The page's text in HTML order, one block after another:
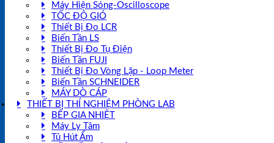
Máy Hiện Sóng-Oscilloscope
TỐC ĐỘ GIÓ
Thiết Bị Đo LCR
Biến Tần LS
Thiết Bị Đo Tụ Điện
Biến Tần FUJI
Thiết Bị Đo Vòng Lặp - Loop Meter
Biến Tần SCHNEIDER
MÁY DÒ CÁP
THIẾT BỊ THÍ NGHIỆM PHÒNG LAB
BẾP GIA NHIỆT
Máy Ly Tâm
Tủ Hút Ẩm